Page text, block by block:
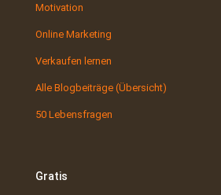
Motivation
Online Marketing
Verkaufen lernen
Alle Blogbeiträge (Übersicht)
50 Lebensfragen
Gratis